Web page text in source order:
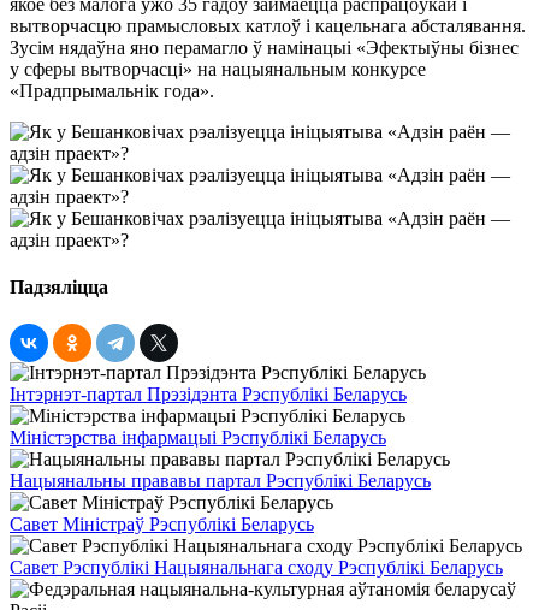
вытворчасцю прамысловых катлоў і кацельнага абсталявання.
Зусім нядаўна яно перамагло ў намінацыі «Эфектыўны бізнес
у сферы вытворчасці» на нацыянальным конкурсе
«Прадпрымальнік года».
Падзяліцца
Інтэрнэт-партал Прэзідэнта Рэспублікі Беларусь
Міністэрства інфармацыі Рэспублікі Беларусь
Нацыянальны прававы партал Рэспублікі Беларусь
Савет Міністраў Рэспублікі Беларусь
Савет Рэспублікі Нацыянальнага сходу Рэспублікі Беларусь